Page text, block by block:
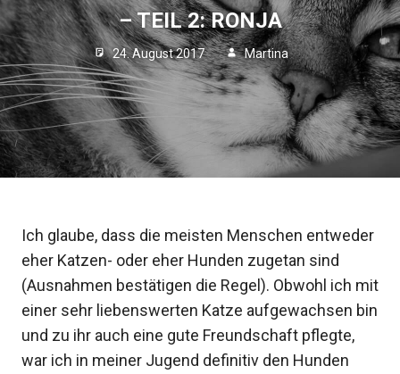
– TEIL 2: RONJA
24. August 2017 Martina Blog
Tiere
Keine
Kommentare
Ich glaube, dass die meisten Menschen entweder
eher Katzen- oder eher Hunden zugetan sind
(Ausnahmen bestätigen die Regel). Obwohl ich mit
einer sehr liebenswerten Katze aufgewachsen bin
und zu ihr auch eine gute Freundschaft pflegte,
war ich in meiner Jugend definitiv den Hunden